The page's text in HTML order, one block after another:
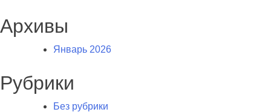
Архивы
Январь 2026
Рубрики
Без рубрики